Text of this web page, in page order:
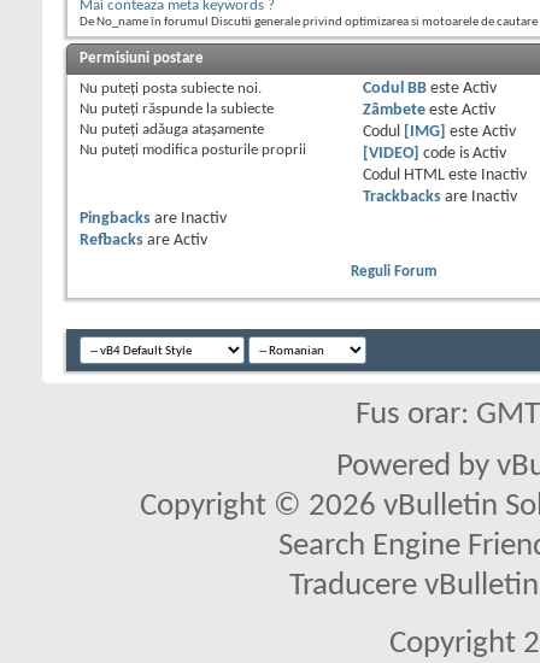
Mai conteaza meta keywords ?
De No_name în forumul Discutii generale privind optimizarea si motoarele de cautare
Permisiuni postare
Nu puteţi posta subiecte noi.
Nu puteţi răspunde la subiecte
Nu puteţi adăuga ataşamente
Nu puteţi modifica posturile proprii
Codul BBeste Activ
Zâmbeteeste Activ
Codul
[IMG] este Activ
[VIDEO]
code is Activ
Codul HTML este
Inactiv
Trackbacksare
Inactiv
Pingbacks are
Inactiv
Refbacks are Activ
Reguli Forum
Fus orar:
Powered by
Copyright © 2026 vBulletin
Search Engine
Traducere
Copyright